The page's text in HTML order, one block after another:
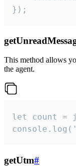
});
This method allows
the agent.
let count =
getUtm#